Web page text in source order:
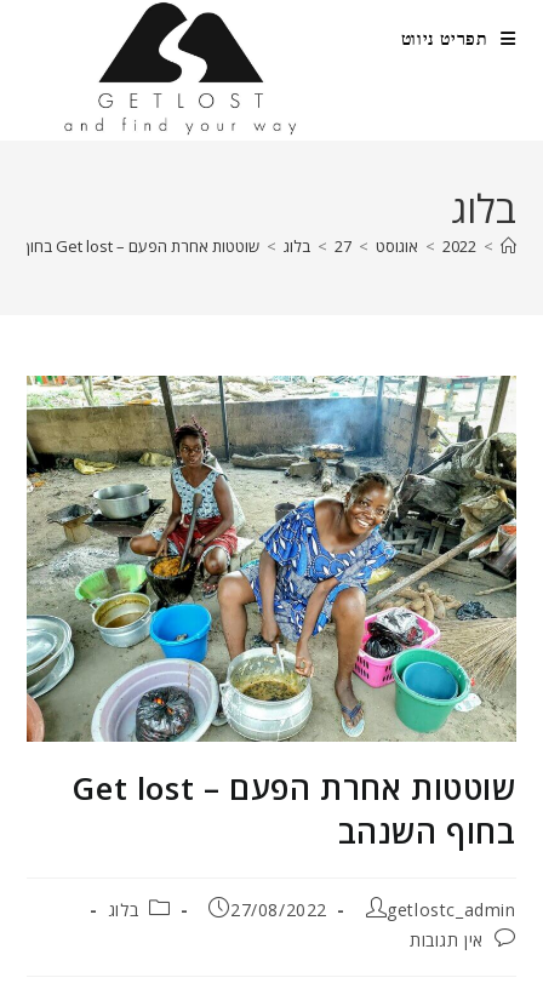
תפריט ניווט
בלוג
>
2022
> אוגוסט >
27
> בלוג > שוטטות אחרת הפעם – Get lost בחוף השנהב
שוטטות אחרת הפעם – Get lost
בחוף השנהב
מחבר:
getlostc_admin פורסם:
27/08/2022 קטגוריה:
בלוג
תגובות:אין תגובות